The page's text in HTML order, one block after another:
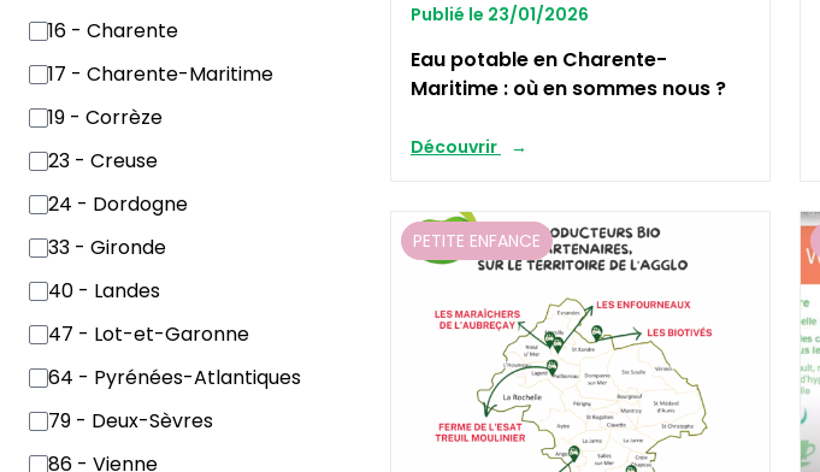
16 - Charente
17 - Charente-Maritime
19 - Corrèze
23 - Creuse
24 - Dordogne
33 - Gironde
40 - Landes
47 - Lot-et-Garonne
64 - Pyrénées-Atlantiques
79 - Deux-Sèvres
86 - Vienne
Publié le 23/01/2026
Eau potable en Charente-
Maritime : où en sommes nous ?
Découvrir
PETITE ENFANCE